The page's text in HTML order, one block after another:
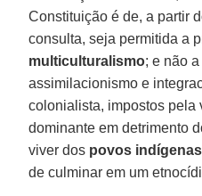
Constituição é de, a partir
consulta, seja permitida a
multiculturalismo; e não
assimilacionismo e
colonialista, impostos pela
dominante em detrimento
viver dos povos indígenas
de culminar em um